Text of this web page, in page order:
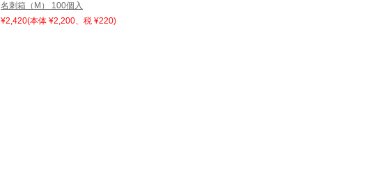
名刺箱（M） 100個入
¥2,420(本体 ¥2,200、税 ¥220)